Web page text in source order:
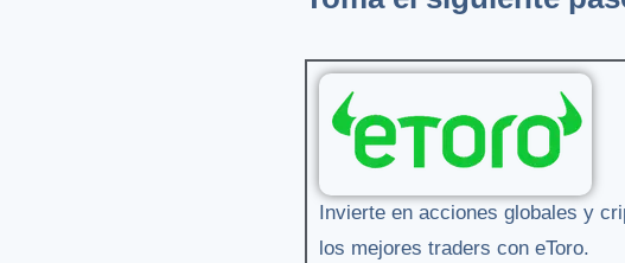
Invierte en acciones globales y
los mejores traders con eToro.